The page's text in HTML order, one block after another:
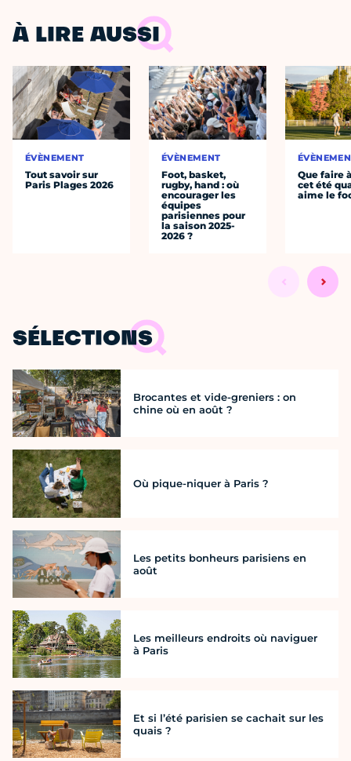
À LIRE AUSSI
ÉVÈNEMENT
Tout savoir sur
Paris Plages 2026
ÉVÈNEMENT
Foot, basket,
rugby, hand : où
encourager les
équipes
parisiennes pour
la saison 2025-
2026 ?
Que faire
cet été
aime le
SÉLECTIONS
Brocantes et vide-greniers : on
chine où en août ?
Où pique-niquer à Paris ?
Les petits bonheurs parisiens en
août
Les meilleurs endroits où naviguer
à Paris
Et si l’été parisien se cachait sur les
quais ?